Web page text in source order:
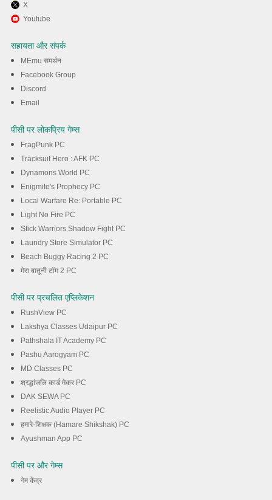
MEmu से पीसी पर रेस मास्टर (Car
Race 3D) खेलने का आनंद लें
X
Youtube
सहायता और संपर्क
MEmu समर्थन
Facebook Group
Discord
Email
पीसी पर लोकप्रिय गेम्स
FragPunk PC
Tracksuit Hero : AFK PC
Dynamons World PC
Enigmite's Prophecy PC
Local Warfare Re: Portable PC
Light No Fire PC
Stick Warriors Shadow Fight PC
Laundry Store Simulator PC
Beach Buggy Racing 2 PC
मेरा बातूनी टॉम 2 PC
पीसी पर प्रचलित एप्लिकेशन
RushView PC
Lakshya Classes Udaipur PC
Pathshala IT Academy PC
Pashu Aarogyam PC
MD Classes PC
श्रद्धांजलि कार्ड मेकर PC
DAK SEWA PC
Reelistic Audio Player PC
हमारे-शिक्षक (Hamare Shikshak) PC
Ayushman App PC
पीसी पर और गेम्स
गेम केंद्र